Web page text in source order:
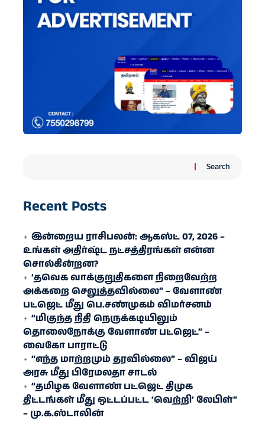
Search
Recent Posts
இன்றைய ராசிபலன்: ஆகஸ்ட் 07, 2026 –
உங்கள் அதிர்ஷ்ட நட்சத்திரங்கள் என்ன
சொல்கின்றன?
‘தவெக வாக்குறுதிகளை நிறைவேற்ற
அக்கறை செலுத்தவில்லை” – வேளாண்
பட்ஜெட் மீது பெ.சண்முகம் விமர்சனம்
“மிகுந்த நிதி நெருக்கடியிலும்
தொலைநோக்கு வேளாண் பட்ஜெட்” –
வைகோ பாராட்டு
“எந்த மாற்றமும் தரவில்லை” – விஜய்
அரசு மீது பிரேமலதா சாடல்
“தமிழக வேளாண் பட்ஜெட் திமுக
திட்டங்கள் மீது ஒட்டப்பட்ட ‘வெற்றி’ லேபிள்”
– மு.க.ஸ்டாலின்